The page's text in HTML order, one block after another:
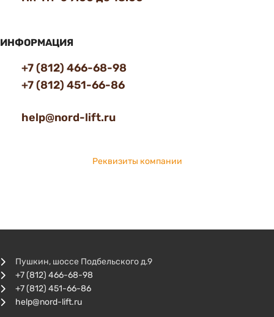
ИНФОРМАЦИЯ
+7 (812) 466-68-98
+7 (812) 451-66-86
help@nord-lift.ru
Реквизиты компании
Пушкин, шоссе Подбельского д.9
+7 (812) 466-68-98
+7 (812) 451-66-86
help@nord-lift.ru